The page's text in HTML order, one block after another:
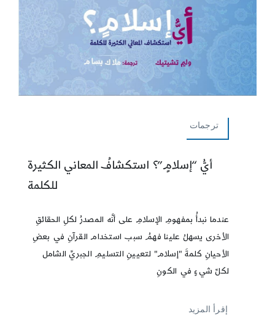
ترجمات
أيُّ “إسلامٍ”؟ استكشافُ المعاني الكثيرة
للكلمة
عندما نبدأُ بمفهومِ الإسلامِ على أنَّه المصدرُ لكلِ الحقائقِ
الأخرى يسهلُ علينا فهمُ سبب استخدام القرآنِ في بعضِ
الأحيانِ كلمةَ "إسلام" لتعيينِ التسليمِ الجبريِّ الشامل
لكلِّ شيءٍ في الكونِ
إقرأ المزيد